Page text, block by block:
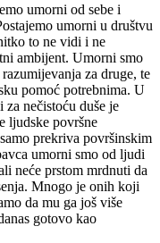
umorni od sebe i
umorni u društvu
to ne vidi i ne
ambijent. Umorni smo
za druge, te
pomoć potrebnima. U
nečistoću duše je
ljudske površne
prekriva površinskim
umorni smo od ljudi
neće prstom mrdnuti da
Mnogo je onih koji
da mu ga još više
gotovo kao